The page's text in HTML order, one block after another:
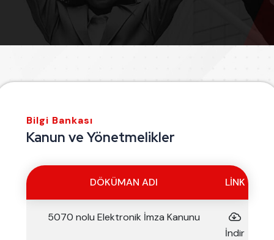
Bilgi Bankası
Kanun ve Yönetmelikler
DÖKÜMAN ADI LINK
5070 nolu Elektronik İmza Kanunu
İndir